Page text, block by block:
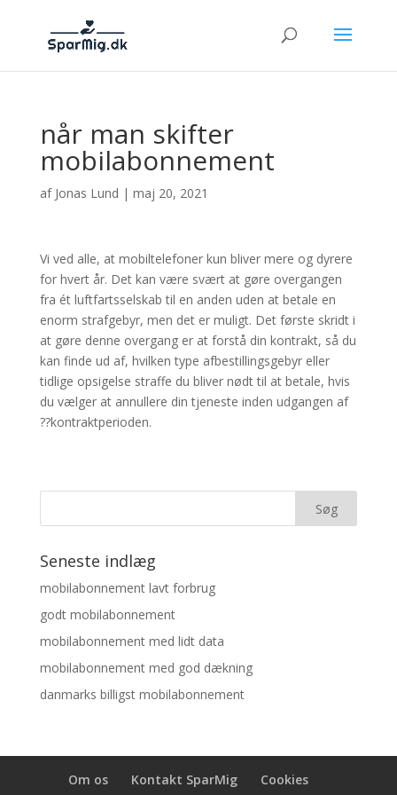
når man skifter
mobilabonnement
af Jonas Lund | maj 20, 2021
Vi ved alle, at mobiltelefoner kun bliver mere og dyrere
for hvert år. Det kan være svært at gøre overgangen
fra ét luftfartsselskab til en anden uden at betale en
enorm strafgebyr, men det er muligt. Det første skridt i
at gøre denne overgang er at forstå din kontrakt, så du
kan finde ud af, hvilken type afbestillingsgebyr eller
tidlige opsigelse straffe du bliver nødt til at betale, hvis
du vælger at annullere din tjeneste inden udgangen af
??kontraktperioden.
Seneste indlæg
mobilabonnement lavt forbrug
godt mobilabonnement
mobilabonnement med lidt data
mobilabonnement med god dækning
danmarks billigst mobilabonnement
Om os Kontakt SparMig
Cookies